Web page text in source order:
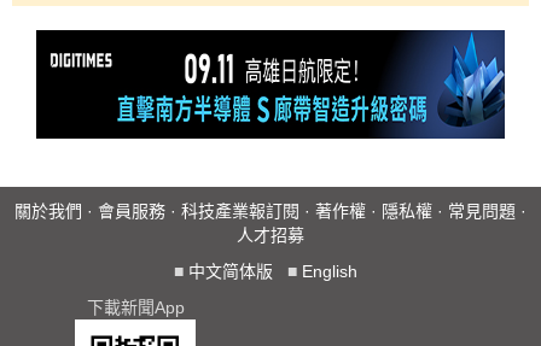
關於我們 · 會員服務 · 科技產業報訂閱 · 著作權 · 隱私權 · 常見問題 ·
人才招募
■ 中文简体版 ■ English
下載新聞App